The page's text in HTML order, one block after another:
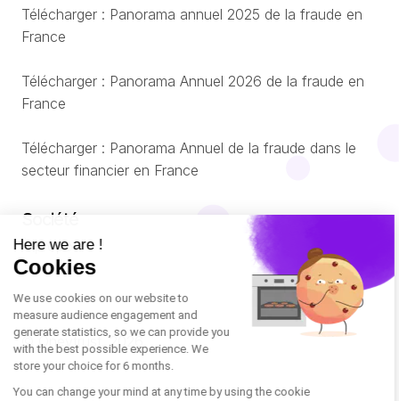
Télécharger : Panorama annuel 2025 de la fraude en
France
Télécharger : Panorama Annuel 2026 de la fraude en
France
Télécharger : Panorama Annuel de la fraude dans le
secteur financier en France
Société
À propos
© Oneytrust. 2026
Română